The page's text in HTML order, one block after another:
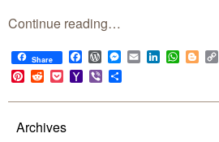
Continue reading…
Share Facebook
WordPress
Messenger
EmailLinkedIn
Pinterest
RedditPocketYahoo
Mail
Viber
Archives